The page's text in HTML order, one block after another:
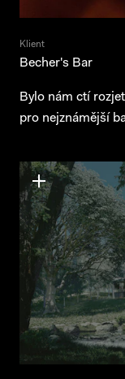
Klient
Becher's Bar
Bylo nám ctí
pro nejznámější